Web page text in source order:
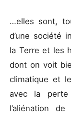
…elles sont,
d’une société
la Terre et les
dont on voit
climatique et
avec la
l’aliénation